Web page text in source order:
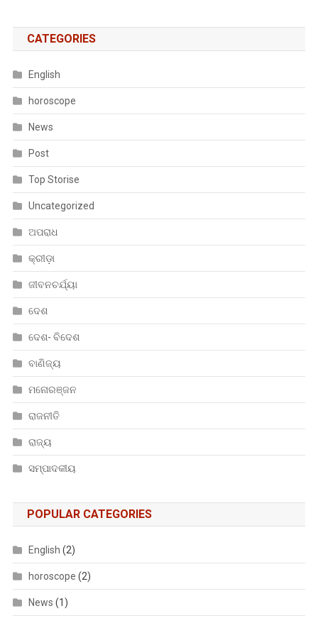
CATEGORIES
English
horoscope
News
Post
Top Storise
Uncategorized
ଅପରାଧ
କ୍ରୀଡ଼ା
ଜୀବନଚର୍ଯ୍ୟା
ଦେଶ
ଦେଶ- ବିଦେଶ
ବାଣିଜ୍ୟ
ମନୋରଞ୍ଜନ
ରାଜନୀତି
ରାଜ୍ୟ
ସମ୍ପାଦକୀୟ
POPULAR CATEGORIES
English (2)
horoscope (2)
News (1)